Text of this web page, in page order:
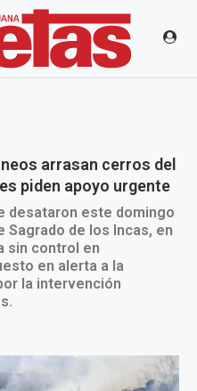
arrasan cerros del
piden apoyo urgente
desataron este domingo
Sagrado de los Incas, en
sin control en
en alerta a la
la intervención